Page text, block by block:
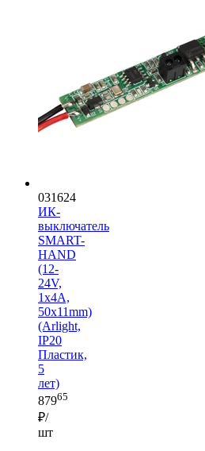
031624
ИК-
выключатель
SMART-
HAND
(12-
24V,
1х4А,
50x11mm)
(Arlight,
IP20
Пластик,
5
лет)
87965
₽/
шт